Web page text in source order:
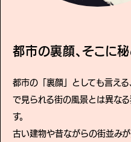
都市の裏顔、そこに
都市の「裏顔」としても言え
で見られる街の風景とは異な
す。
古い建物や昔ながらの街並み